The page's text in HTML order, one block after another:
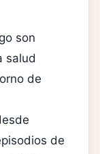
son
salud
de
de